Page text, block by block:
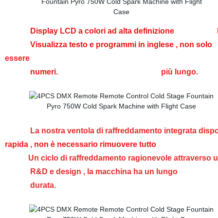
Display LCD a colori ad alta definizione
Visualizza testo e programmi in inglese ,
essere
numeri. più lungo.
La nostra ventola di raffreddamento
rapida , non è necessario rimuovere tutto
Un ciclo di raffreddamento ragionevole
R&D e design , la macchina ha un lungo
durata.